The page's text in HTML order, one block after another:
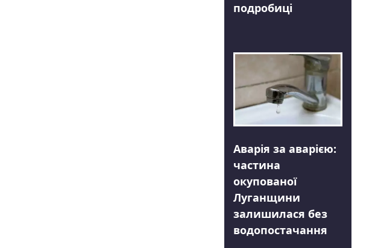
подробиці
Аварія за аварією:
частина
окупованої
Луганщини
залишилася без
водопостачання